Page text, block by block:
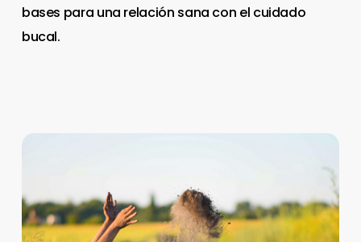
bases para una relación sana con el cuidado
bucal.